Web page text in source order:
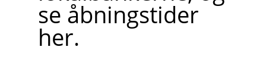
se åbningstider
her.